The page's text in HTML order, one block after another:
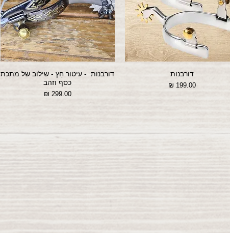
דורבנות
מחיר
דורבנות - עיטור חֵץ - שילוב של מתכת
כסף וזהב
מחיר‏299.00 ‏₪